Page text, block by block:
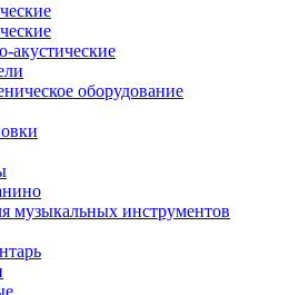
акустические
оборудование
музыкальных инструментов